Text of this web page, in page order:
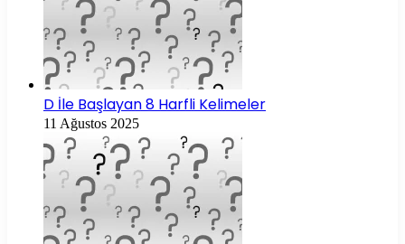
D İle Başlayan 8 Harfli Kelimeler
11 Ağustos 2025